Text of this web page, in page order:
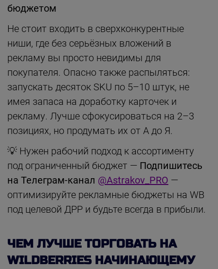
бюджетом
Не стоит входить в сверхконкурентные
ниши, где без серьёзных вложений в
рекламу вы просто невидимы для
покупателя. Опасно также распыляться:
запускать десяток SKU по 5–10 штук, не
имея запаса на доработку карточек и
рекламу. Лучше сфокусироваться на 2–3
позициях, но продумать их от А до Я.
💡 Нужен рабочий подход к ассортименту
под ограниченный бюджет — Подпишитесь
на Телеграм-канал @Astrakov_PRO —
оптимизируйте рекламные бюджеты на WB
под целевой ДРР и будьте всегда в прибыли.
ЧЕМ ЛУЧШЕ ТОРГОВАТЬ НА
WILDBERRIES НАЧИНАЮЩЕМУ